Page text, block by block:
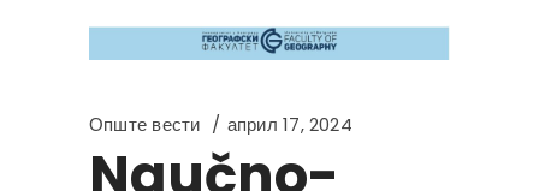
Опште вести април 17, 2024